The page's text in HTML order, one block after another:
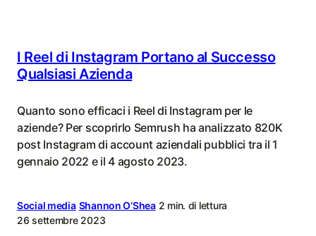
I Reel di Instagram Portano al Successo
Qualsiasi Azienda
Quanto sono efficaci i Reel di Instagram per le
aziende? Per scoprirlo Semrush ha analizzato 820K
post Instagram di account aziendali pubblici tra il 1
gennaio 2022 e il 4 agosto 2023.
Social media Shannon O‘Shea 2 min. di lettura
26 settembre 2023